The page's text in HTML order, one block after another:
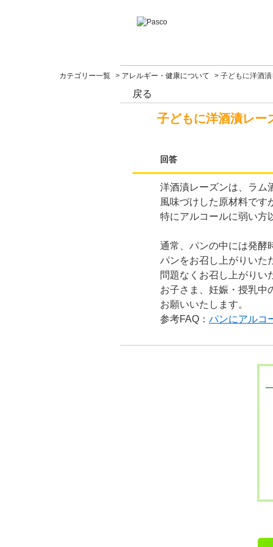
カテゴリー一覧 > アレルギー・健康について > 子どもに洋酒
戻る
子どもに洋酒漬レー
回答
洋酒漬レーズンは、ラム
風味づけした原材料です
特にアルコールに弱い方
通常、パンの中には発酵
パンをお召し上がりいた
問題なくお召し上がりい
お子さま、妊娠・授乳中
お願いいたします。
参考FAQ： パンにアルコ